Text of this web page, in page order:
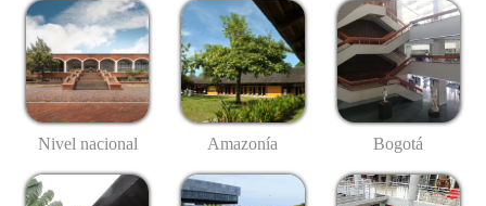
Nivel nacional Amazonía Bogotá